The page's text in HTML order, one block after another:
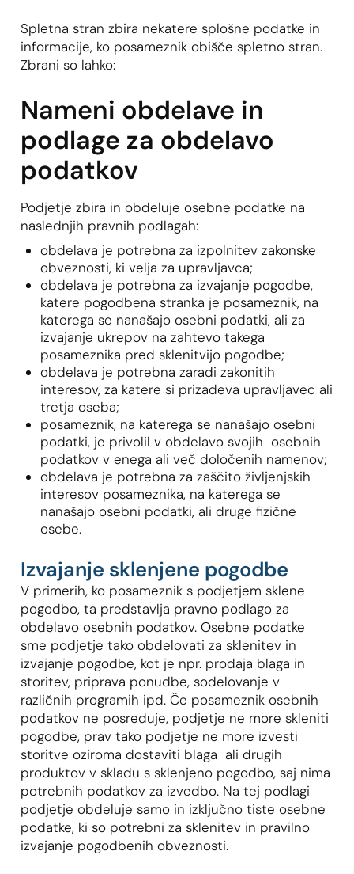
Spletna stran zbira nekatere splošne podatke in
informacije, ko posameznik obišče spletno stran.
Zbrani so lahko:
Nameni obdelave in
podlage za obdelavo
podatkov
Podjetje zbira in obdeluje osebne podatke na
naslednjih pravnih podlagah:
obdelava je potrebna za izpolnitev zakonske
obveznosti, ki velja za upravljavca;
obdelava je potrebna za izvajanje pogodbe,
katere pogodbena stranka je posameznik, na
katerega se nanašajo osebni podatki, ali za
izvajanje ukrepov na zahtevo takega
posameznika pred sklenitvijo pogodbe;
obdelava je potrebna zaradi zakonitih
interesov, za katere si prizadeva upravljavec ali
tretja oseba;
posameznik, na katerega se nanašajo osebni
podatki, je privolil v obdelavo svojih osebnih
podatkov v enega ali več določenih namenov;
obdelava je potrebna za zaščito življenjskih
interesov posameznika, na katerega se
nanašajo osebni podatki, ali druge fizične
osebe.
Izvajanje sklenjene pogodbe
V primerih, ko posameznik s podjetjem sklene
pogodbo, ta predstavlja pravno podlago za
obdelavo osebnih podatkov. Osebne podatke
sme podjetje tako obdelovati za sklenitev in
izvajanje pogodbe, kot je npr. prodaja blaga in
storitev, priprava ponudbe, sodelovanje v
različnih programih ipd. Če posameznik osebnih
podatkov ne posreduje, podjetje ne more skleniti
pogodbe, prav tako podjetje ne more izvesti
storitve oziroma dostaviti blaga ali drugih
produktov v skladu s sklenjeno pogodbo, saj nima
potrebnih podatkov za izvedbo. Na tej podlagi
podjetje obdeluje samo in izključno tiste osebne
podatke, ki so potrebni za sklenitev in pravilno
izvajanje pogodbenih obveznosti.